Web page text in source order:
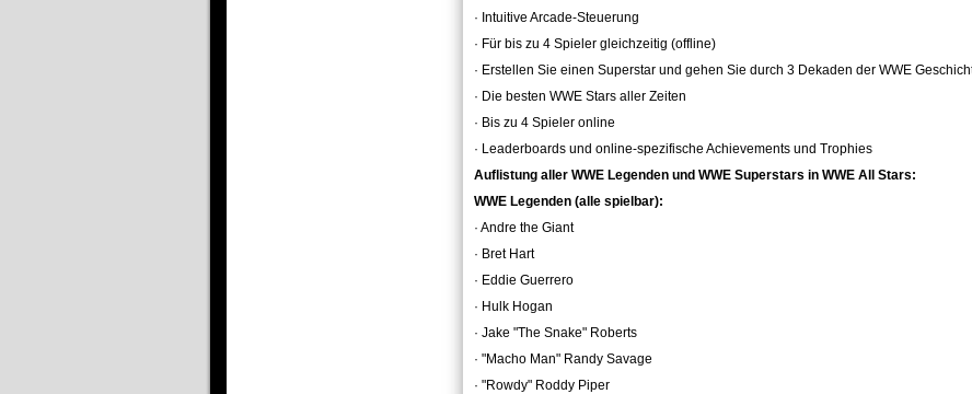
· Intuitive Arcade-Steuerung
· Für bis zu 4 Spieler gleichzeitig (offline)
· Erstellen Sie einen Superstar und gehen Sie durch 3 Dekaden der WWE
· Die besten WWE Stars aller Zeiten
· Bis zu 4 Spieler online
· Leaderboards und online-spezifische Achievements und Trophies
Auflistung aller WWE Legenden und WWE Superstars in WWE All Stars:
WWE Legenden (alle spielbar):
· Andre the Giant
· Bret Hart
· Eddie Guerrero
· Hulk Hogan
· Jake "The Snake" Roberts
· "Macho Man" Randy Savage
· "Rowdy" Roddy Piper